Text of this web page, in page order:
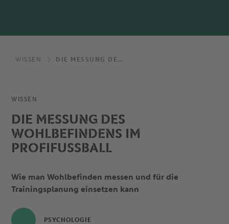
WISSEN DIE MESSUNG DES WOHLBEFINDENS IM PROFIFUSSBALL
WISSEN
DIE MESSUNG DES
WOHLBEFINDENS IM
PROFIFUSSBALL
Wie man Wohlbefinden messen und für die
Trainingsplanung einsetzen kann
PSYCHOLOGIE